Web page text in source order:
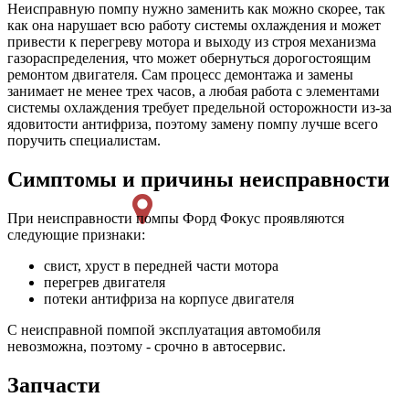
Неисправную помпу нужно заменить как можно скорее, так
как она нарушает всю работу системы охлаждения и может
привести к перегреву мотора и выходу из строя механизма
газораспределения, что может обернуться дорогостоящим
ремонтом двигателя. Сам процесс демонтажа и замены
занимает не менее трех часов, а любая работа с элементами
системы охлаждения требует предельной осторожности из-за
ядовитости антифриза, поэтому замену помпу лучше всего
поручить специалистам.
Симптомы и причины неисправности
При неисправности помпы Форд Фокус проявляются
следующие признаки:
свист, хруст в передней части мотора
перегрев двигателя
потеки антифриза на корпусе двигателя
С неисправной помпой эксплуатация автомобиля
невозможна, поэтому - срочно в автосервис.
Запчасти